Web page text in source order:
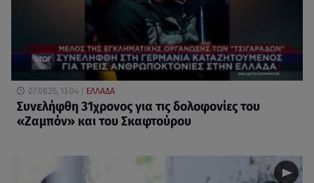
07.08.26, 13:04 ΕΛΛΑΔΑ
Συνελήφθη 31χρονος για τις δολοφονίες του
«Ζαμπόν» και του Σκαφτούρου